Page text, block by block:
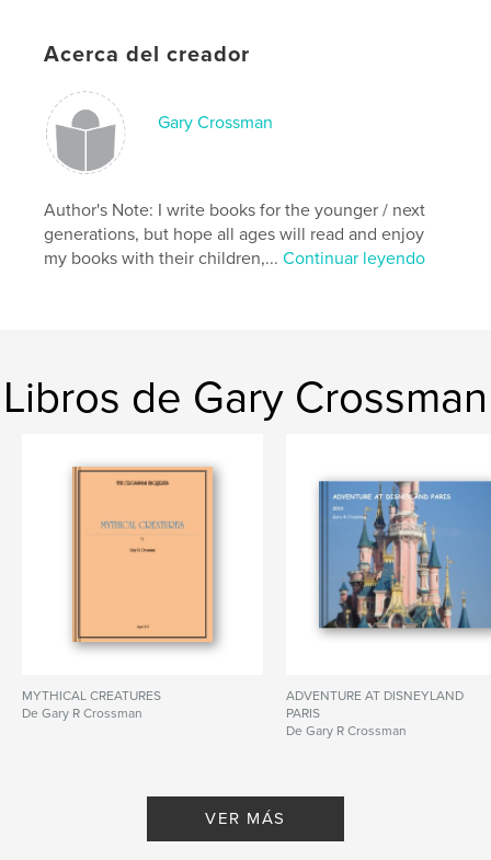
Características y detalles
Categoría principal: Libros para niños
Características:
Fecha de publicación:jun. 30, 2011
Palabras clave
Acerca del creador
Gary Crossman
Author's Note: I write books for the younger / next
generations, but hope all ages will read and enjoy
my books with their children,...Continuar leyendo
Libros de Gary Crossman
MYTHICAL CREATURES
De Gary R Crossman
ADVENTURE AT DISNEYLAND
PARIS
De Gary R Crossman
VER MÁS